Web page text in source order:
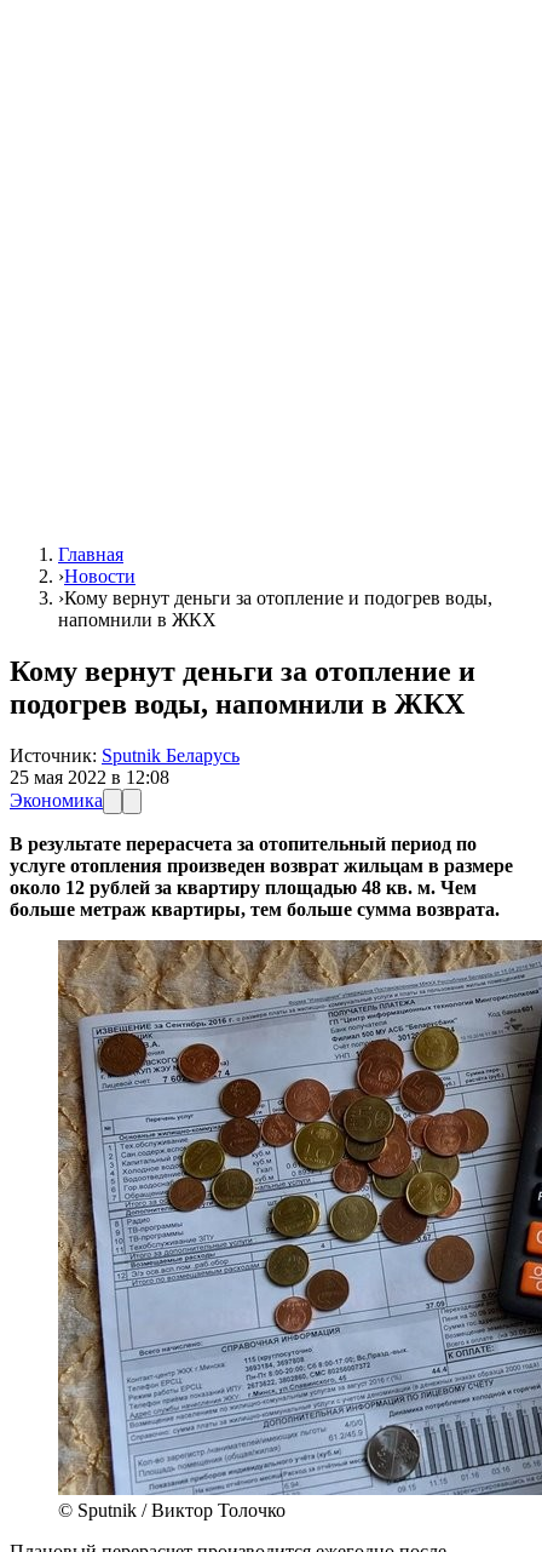
Главная
›Новости
›Кому вернут деньги за отопление и подогрев воды,
напомнили в ЖКХ
Кому вернут деньги за отопление и
подогрев воды, напомнили в ЖКХ
Источник: Sputnik Беларусь
25 мая 2022 в 12:08
Экономика
В результате перерасчета за отопительный период по
услуге отопления произведен возврат жильцам в размере
около 12 рублей за квартиру площадью 48 кв. м. Чем
больше метраж квартиры, тем больше сумма возврата.
© Sputnik / Виктор Толочко